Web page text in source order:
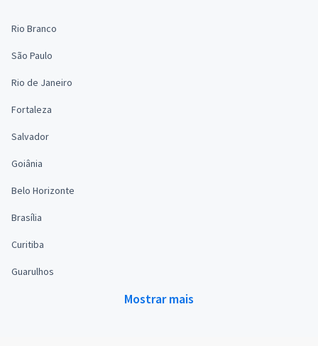
Rio Branco
São Paulo
Rio de Janeiro
Fortaleza
Salvador
Goiânia
Belo Horizonte
Brasília
Curitiba
Guarulhos
Mostrar mais